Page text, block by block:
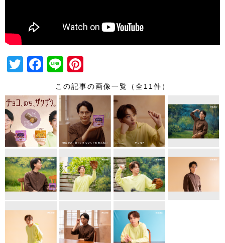
T
tt
er
F
c
e
b
o
o
k
Li
n
e
nt
er
e
st
この記事の画像一覧（全11件）